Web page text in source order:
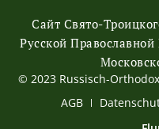
Сайт Свято-
Русской
© 2023 Russisch-
АGB